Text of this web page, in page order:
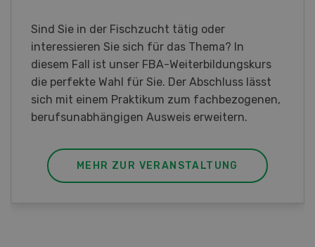
Am Samstag, 26. und Sonntag, 27. September
2026 öffnet Rapid am Produktionsstandort
Killwangen zum Jubiläum seine Türen.
MEHR ZUR VERANSTALTUNG